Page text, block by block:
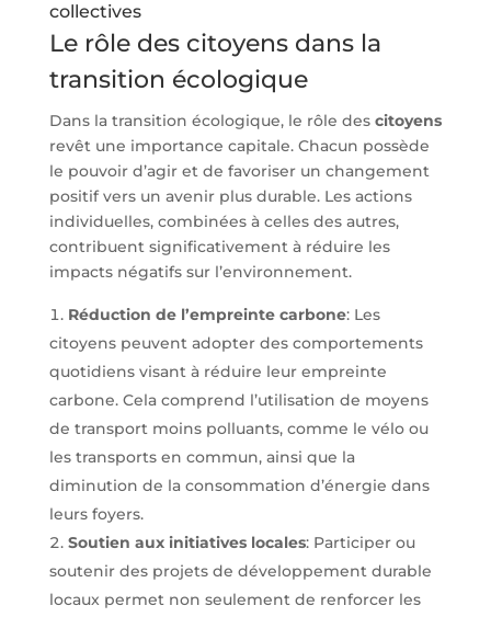
collectives
Le rôle des citoyens dans la
transition écologique
Dans la transition écologique, le rôle des citoyens
revêt une importance capitale. Chacun possède
le pouvoir d’agir et de favoriser un changement
positif vers un avenir plus durable. Les actions
individuelles, combinées à celles des autres,
contribuent significativement à réduire les
impacts négatifs sur l’environnement.
Réduction de l’empreinte carbone: Les
citoyens peuvent adopter des comportements
quotidiens visant à réduire leur empreinte
carbone. Cela comprend l’utilisation de moyens
de transport moins polluants, comme le vélo ou
les transports en commun, ainsi que la
diminution de la consommation d’énergie dans
leurs foyers.
Soutien aux initiatives locales: Participer ou
soutenir des projets de développement durable
locaux permet non seulement de renforcer les